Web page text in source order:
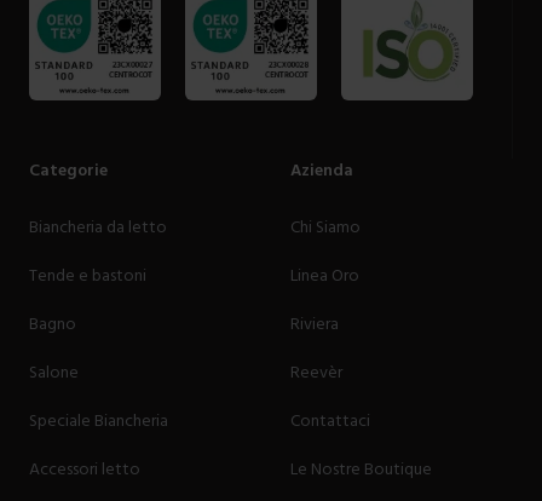
Categorie
Biancheria da letto
Tende e bastoni
Bagno
Salone
Speciale Biancheria
Accessori letto
Azienda
Chi Siamo
Linea Oro
Riviera
Reevèr
Contattaci
Le Nostre Boutique